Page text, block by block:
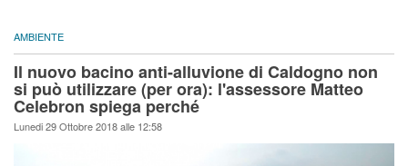
AMBIENTE
Il nuovo bacino anti-alluvione di Caldogno non
si può utilizzare (per ora): l'assessore Matteo
Celebron spiega perché
Lunedi 29 Ottobre 2018 alle 12:58